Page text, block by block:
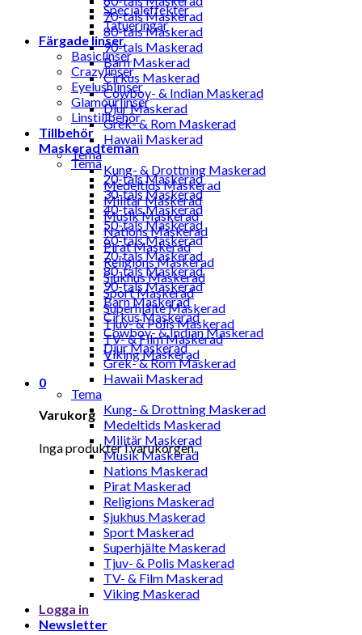
70-tals Maskerad
80-tals Maskerad
90-tals Maskerad
Barn Maskerad
Cirkus Maskerad
Cowboy- & Indian Maskerad
Djur Maskerad
Grek- & Rom Maskerad
Hawaii Maskerad
Tema
Kung- & Drottning Maskerad
Medeltids Maskerad
Militär Maskerad
Musik Maskerad
Nations Maskerad
Pirat Maskerad
Religions Maskerad
Sjukhus Maskerad
Sport Maskerad
Superhjälte Maskerad
Tjuv- & Polis Maskerad
TV- & Film Maskerad
Viking Maskerad
0
Varukorg
Inga produkter i varukorgen.
Specialeffekter
Tatueringar
Färgade linser
Basiclinser
Crazylinser
Eyelushlinser
Glamourlinser
Linstillbehör
Tillbehör
Maskeradteman
Tema
20-tals Maskerad
30-tals Maskerad
40-tals Maskerad
50-tals Maskerad
60-tals Maskerad
70-tals Maskerad
80-tals Maskerad
90-tals Maskerad
Barn Maskerad
Cirkus Maskerad
Cowboy- & Indian Maskerad
Djur Maskerad
Grek- & Rom Maskerad
Hawaii Maskerad
Tema
Kung- & Drottning Maskerad
Medeltids Maskerad
Militär Maskerad
Musik Maskerad
Nations Maskerad
Pirat Maskerad
Religions Maskerad
Sjukhus Maskerad
Sport Maskerad
Superhjälte Maskerad
Tjuv- & Polis Maskerad
TV- & Film Maskerad
Viking Maskerad
Logga in
Newsletter